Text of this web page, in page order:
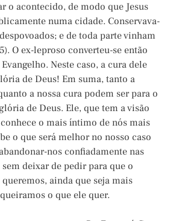
o acontecido, de modo que Jesus
numa cidade. Conservava-
e de toda parte vinham
O ex-leproso converteu-se então
Neste caso, a cura dele
de Deus! Em suma, tanto a
a nossa cura podem ser para o
de Deus. Ele, que tem a visão
o mais íntimo de nós mais
o que será melhor no nosso caso
nos confiadamente nas
deixar de pedir para que o
ainda que seja mais
o que ele quer.